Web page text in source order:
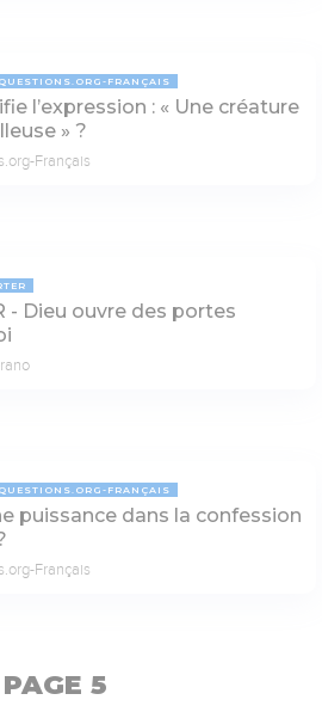
FRANÇAIS
l’expression : « Une créature
» ?
Français
- Dieu ouvre des portes
FRANÇAIS
puissance dans la confession
Français
PAGE 5